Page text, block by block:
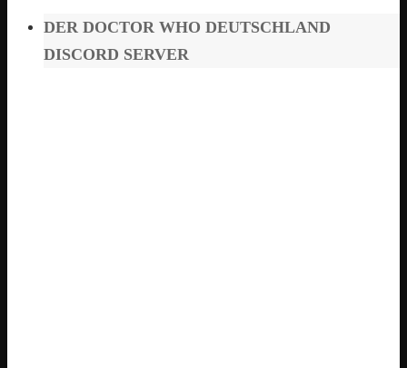
DER DOCTOR WHO DEUTSCHLAND
DISCORD SERVER